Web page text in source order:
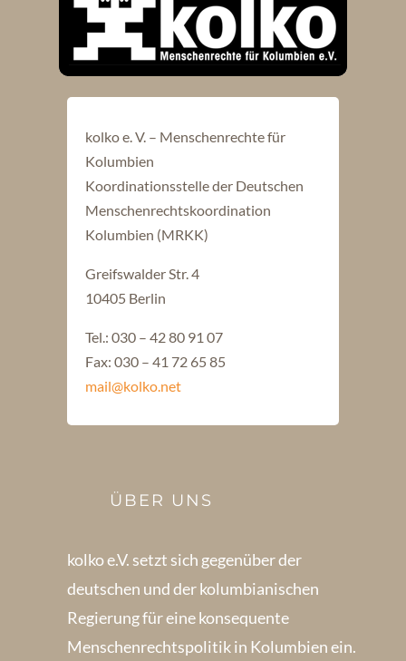
kolko e. V. – Menschenrechte für
Kolumbien
Koordinationsstelle der Deutschen
Menschenrechtskoordination
Kolumbien (MRKK)
Greifswalder Str. 4
10405 Berlin
Tel.: 030 – 42 80 91 07
Fax: 030 – 41 72 65 85
mail@kolko.net
ÜBER UNS
kolko e.V. setzt sich gegenüber der
deutschen und der kolumbianischen
Regierung für eine konsequente
Menschenrechts­politik in Kolum­bien ein.